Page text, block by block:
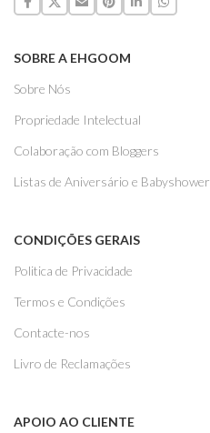
SOBRE A EHGOOM
Sobre Nós
Propriedade Intelectual
Colaboração com Bloggers
Listas de Aniversário e Babyshower
CONDIÇÕES GERAIS
Politica de Privacidade
Termos e Condições
Contacte-nos
Livro de Reclamações
APOIO AO CLIENTE